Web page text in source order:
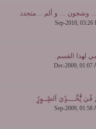
وشجون ... و ألم ...متجدد
لهذا القسم.
فْيَ تُِِّْحٍّــــدًٍيَ آلصٍْــوٍرٌٍ .